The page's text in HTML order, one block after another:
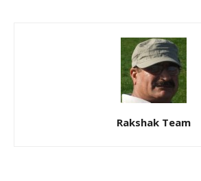
Rakshak Team